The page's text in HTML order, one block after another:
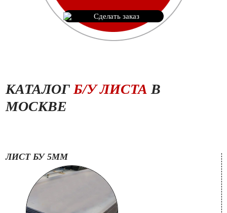
Сделать заказ
КАТАЛОГ Б/У ЛИСТА В
МОСКВЕ
ЛИСТ БУ 5ММ